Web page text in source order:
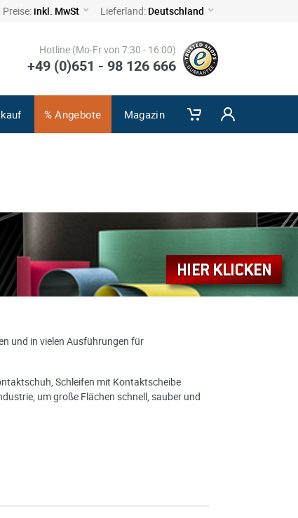
Preise: inkl. MwSt Lieferland: Deutschland
Hotline (Mo-Fr von 7:30 - 16:00)
+49 (0)651 - 98 126 666
% Angebote Magazin
und in vielen Ausführungen für
Schleifen mit Kontaktscheibe
um große Flächen schnell, sauber und